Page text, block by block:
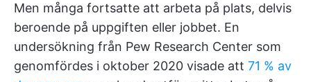
Men många fortsatte att arbeta på plats, delvis
beroende på uppgiften eller jobbet. En
undersökning från Pew Research Center som
genomfördes i oktober 2020 visade att 71 % av